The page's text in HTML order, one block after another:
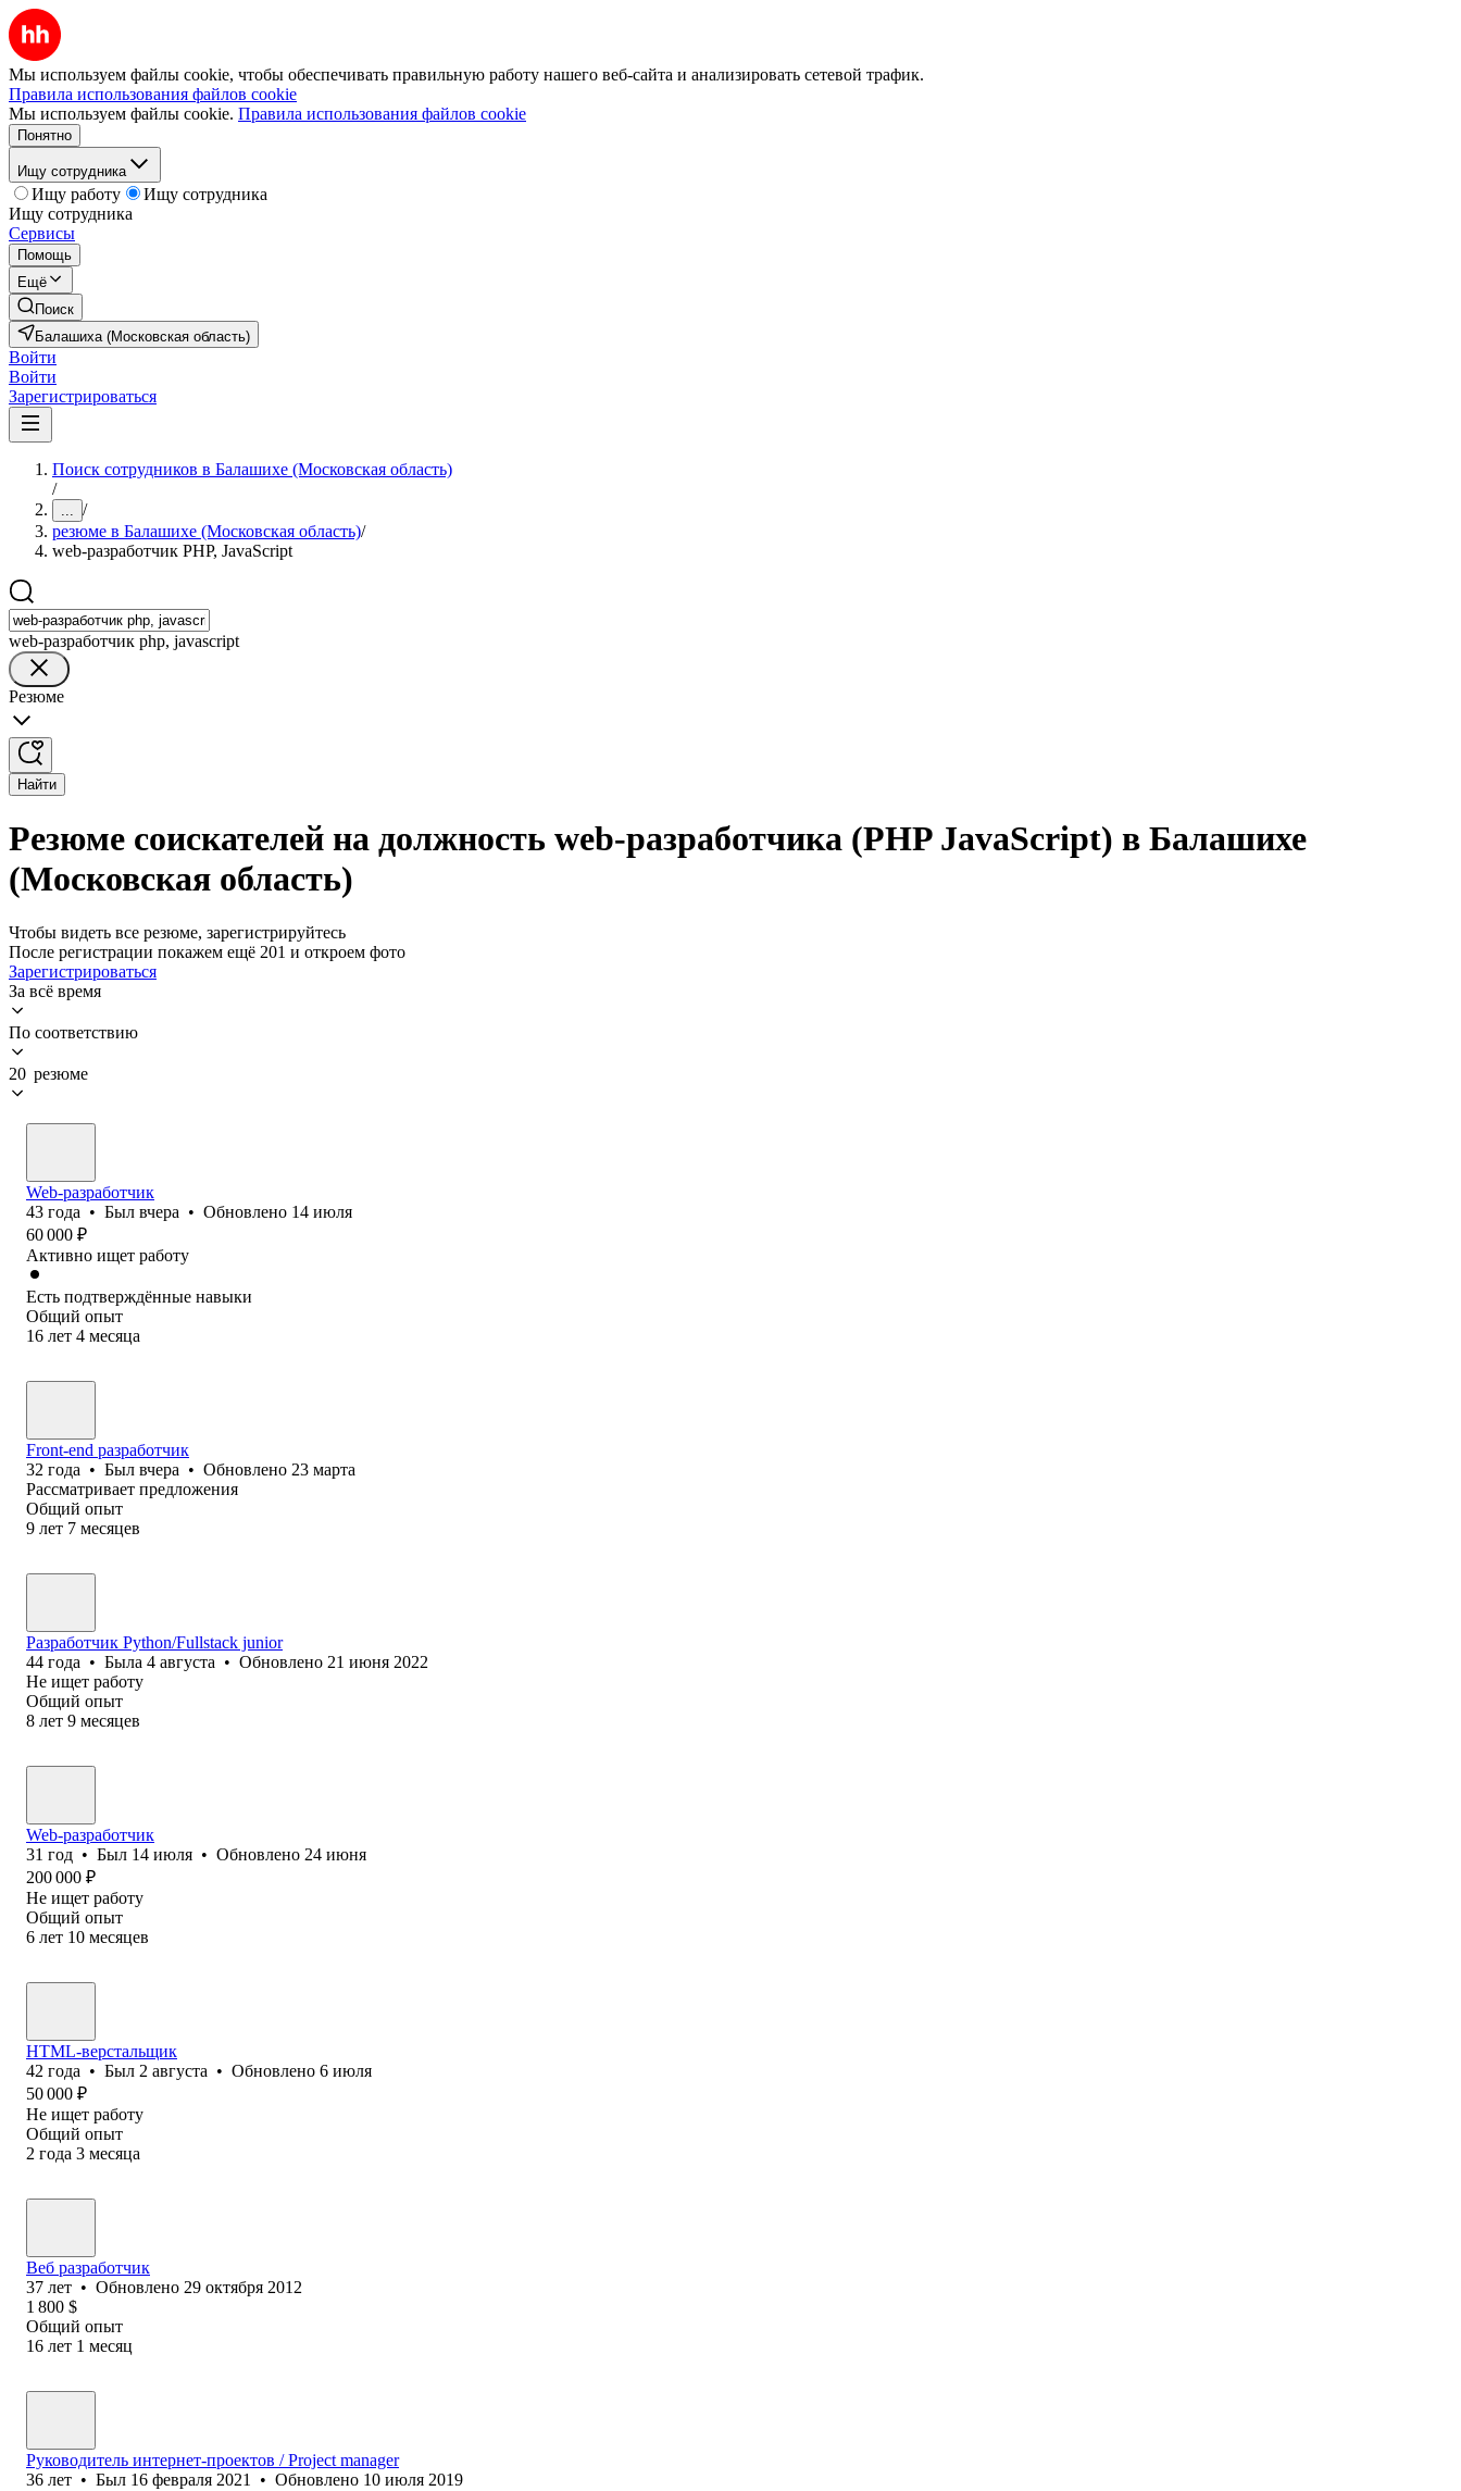
Мы используем файлы cookie, чтобы обеспечивать правильную работу нашего веб-сайта и анализировать сетевой трафик.
Правила использования файлов cookie
Мы используем файлы cookie. Правила использования файлов cookie
Понятно
Ищу сотрудника
Ищу работу
Ищу сотрудника
Ищу сотрудника
Сервисы
Помощь
Ещё
Поиск
Балашиха (Московская область)
Войти
Войти
Зарегистрироваться
Поиск сотрудников в Балашихе (Московская область)
/
... /
резюме в Балашихе (Московская область)/
web-разработчик PHP, JavaScript
web-разработчик php, javascript
Резюме
Найти
Резюме соискателей на должность web-разработчика (PHP JavaScript) в Балашихе
(Московская область)
Чтобы видеть все резюме, зарегистрируйтесь
После регистрации покажем ещё 201 и откроем фото
Зарегистрироваться
За всё время
По соответствию
20 резюме
Web-разработчик
43 года • Был вчера • Обновлено 14 июля
60 000 ₽
Активно ищет работу
Есть подтверждённые навыки
Общий опыт
16 лет 4 месяца
Front-end разработчик
32 года • Был вчера • Обновлено 23 марта
Рассматривает предложения
Общий опыт
9 лет 7 месяцев
Разработчик Python/Fullstack junior
44 года • Была 4 августа • Обновлено 21 июня 2022
Не ищет работу
Общий опыт
8 лет 9 месяцев
Web-разработчик
31 год • Был 14 июля • Обновлено 24 июня
200 000 ₽
Не ищет работу
Общий опыт
6 лет 10 месяцев
HTML-верстальщик
42 года • Был 2 августа • Обновлено 6 июля
50 000 ₽
Не ищет работу
Общий опыт
2 года 3 месяца
Веб разработчик
37 лет • Обновлено 29 октября 2012
1 800 $
Общий опыт
16 лет 1 месяц
Руководитель интернет-проектов / Project manager
36 лет • Был 16 февраля 2021 • Обновлено 10 июля 2019